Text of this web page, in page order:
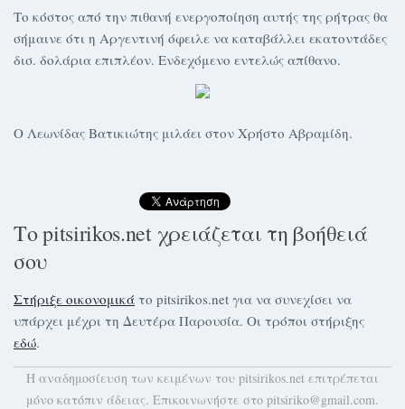
Το κόστος από την πιθανή ενεργοποίηση αυτής της ρήτρας θα
σήμαινε ότι η Αργεντινή όφειλε να καταβάλλει εκατοντάδες
δισ. δολάρια επιπλέον. Ενδεχόμενο εντελώς απίθανο.
Ο Λεωνίδας Βατικιώτης μιλάει στον Χρήστο Αβραμίδη.
Το pitsirikos.net χρειάζεται τη βοήθειά
σου
Στήριξε οικονομικά το pitsirikos.net για να συνεχίσει να
υπάρχει μέχρι τη Δευτέρα Παρουσία. Οι τρόποι στήριξης
εδώ.
H αναδημοσίευση των κειμένων του pitsirikos.net επιτρέπεται
μόνο κατόπιν άδειας. Επικοινωνήστε στο pitsiriko@gmail.com.